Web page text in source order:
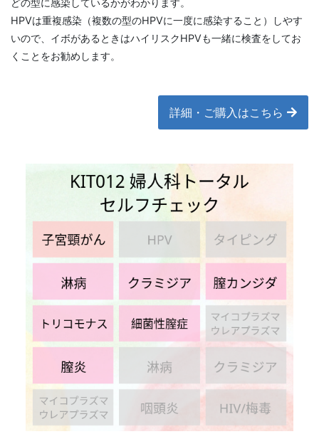
HPVは重複感染（複数の型のHPVに一度に感染すること）しやす
いので、イボがあるときはハイリスクHPVも一緒に検査をしてお
くことをお勧めします。
詳細・ご購入はこちら